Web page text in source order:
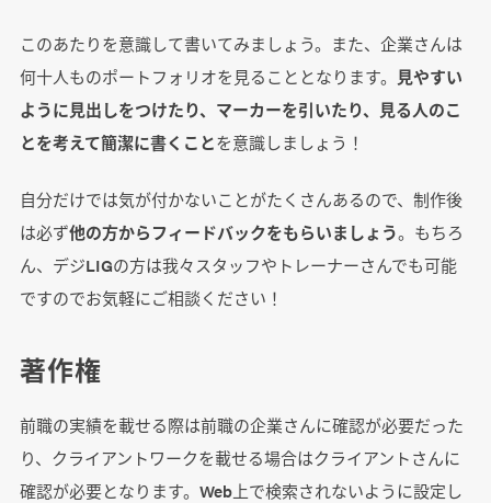
このあたりを意識して書いてみましょう。また、企業さんは
何十人ものポートフォリオを見ることとなります。 見やすい
ように見出しをつけたり、マーカーを引いたり、見る人のこ
とを考えて簡潔に書くことを意識しましょう！
自分だけでは気が付かないことがたくさんあるので、制作後
は必ず他の方からフィードバックをもらいましょう。もちろ
ん、デジLIGの方は我々スタッフやトレーナーさんでも可能
ですのでお気軽にご相談ください！
著作権
前職の実績を載せる際は前職の企業さんに確認が必要だった
り、クライアントワークを載せる場合はクライアントさんに
確認が必要となります。Web上で検索されないように設定し